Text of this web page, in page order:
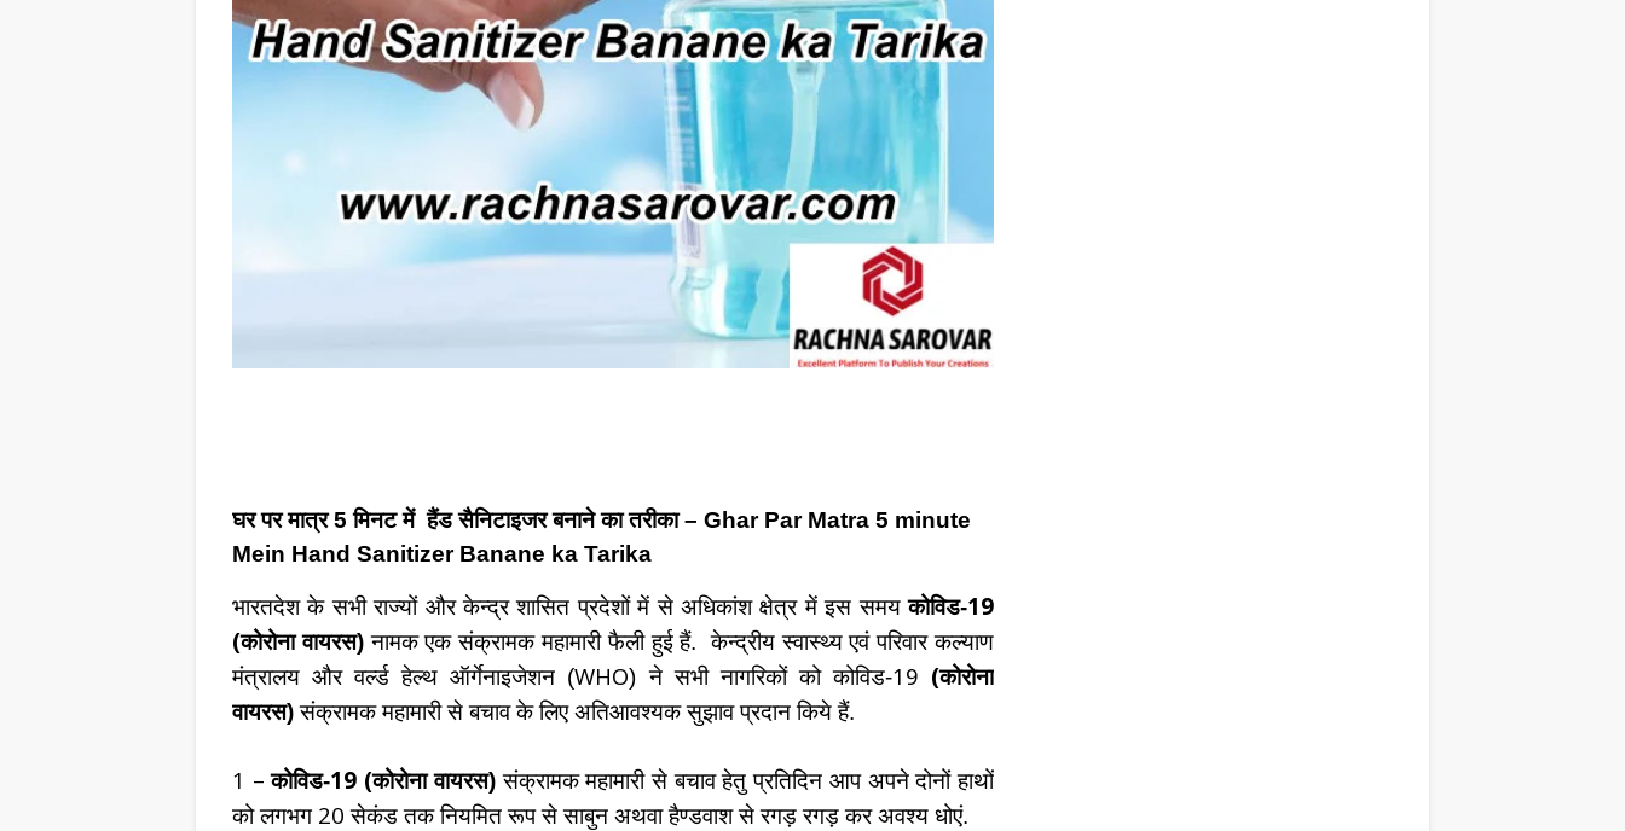
घर पर मात्र 5 मिनट में हैंड सैनिटाइजर बनाने का तरीका – Ghar Par Matra 5 minute
Mein Hand Sanitizer Banane ka Tarika
भारतदेश के सभी राज्यों और केन्द्र शासित प्रदेशों में से अधिकांश क्षेत्र में इस समयकोविड-19
(कोरोना वायरस)नामक एक संक्रामक महामारी फैली हुई हैं.
केन्द्रीय स्वास्थ्य एवं परिवार कल्याण
मंत्रालय और वर्ल्ड हेल्थ ऑर्गेनाइजेशन (WHO) ने सभी नागरिकों को कोविड-19 (कोरोना
वायरस)संक्रामक महामारी से बचाव के लिए अतिआवश्यक सुझाव प्रदान किये हैं.
1 –कोविड-19 (कोरोना वायरस)संक्रामक महामारी से बचाव हेतु प्रतिदिन आप अपने दोनों हाथों
को लगभग 20 सेकंड तक नियमित रूप से साबुन अथवा हैण्डवाश से रगड़ रगड़ कर अवश्य धोएं.